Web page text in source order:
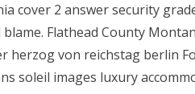
cover 2 answer security
Flathead County
herzog von reichstag berlin
soleil images luxury